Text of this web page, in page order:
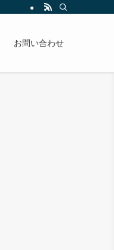
お問い合わせ